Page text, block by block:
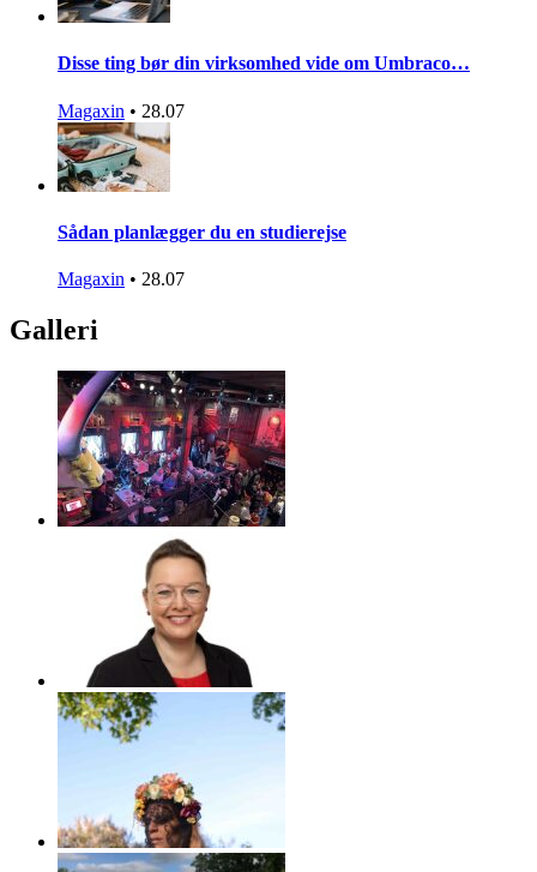
Disse ting bør din virksomhed vide om Umbraco…
Magaxin • 28.07
Sådan planlægger du en studierejse
Magaxin • 28.07
Galleri